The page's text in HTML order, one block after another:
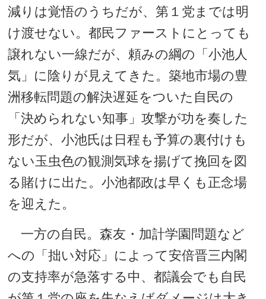
減りは覚悟のうちだが、第１党までは明
け渡せない。都民ファーストにとっても
譲れない一線だが、頼みの綱の「小池人
気」に陰りが見えてきた。築地市場の豊
洲移転問題の解決遅延をついた自民の
「決められない知事」攻撃が功を奏した
形だが、小池氏は日程も予算の裏付けも
ない玉虫色の観測気球を揚げて挽回を図
る賭けに出た。小池都政は早くも正念場
を迎えた。
一方の自民。森友・加計学園問題など
への「拙い対応」によって安倍晋三内閣
の支持率が急落する中、都議会でも自民